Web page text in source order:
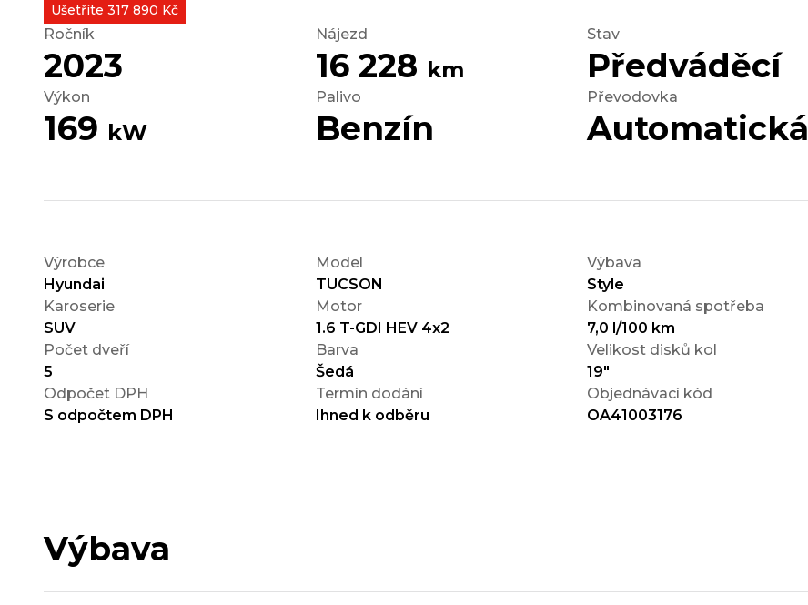
Ušetříte 317 890 Kč
Ročník
2023
Nájezd
16 228 km
Stav
Předváděcí
Výkon
169 kW
Palivo
Benzín
Převodovka
Automatická
Výrobce
Hyundai
Model
TUCSON
Výbava
Style
Karoserie
SUV
Motor
1.6 T-GDI HEV 4x2
Kombinovaná spotřeba
7,0 l/100 km
Počet dveří
5
Barva
Šedá
Velikost disků kol
19"
Odpočet DPH
S odpočtem DPH
Termín dodání
Ihned k odběru
Objednávací kód
OA41003176
Výbava